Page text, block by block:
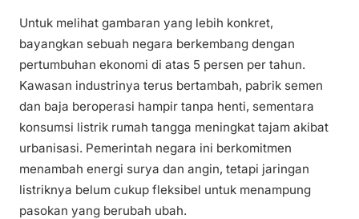
Untuk melihat gambaran yang lebih konkret,
bayangkan sebuah negara berkembang dengan
pertumbuhan ekonomi di atas 5 persen per tahun.
Kawasan industrinya terus bertambah, pabrik semen
dan baja beroperasi hampir tanpa henti, sementara
konsumsi listrik rumah tangga meningkat tajam akibat
urbanisasi. Pemerintah negara ini berkomitmen
menambah energi surya dan angin, tetapi jaringan
listriknya belum cukup fleksibel untuk menampung
pasokan yang berubah ubah.